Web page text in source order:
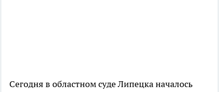
Сегодня в областном суде Липецка началось